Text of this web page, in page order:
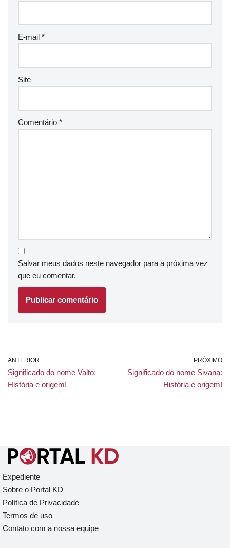
E-mail *
Site
Comentário *
Salvar meus dados neste navegador para a próxima vez
que eu comentar.
ANTERIOR
Significado do nome Valto:
História e origem!
PRÓXIMO
Significado do nome Sivana:
História e origem!
Expediente
Sobre o Portal KD
Política de Privacidade
Termos de uso
Contato com a nossa equipe